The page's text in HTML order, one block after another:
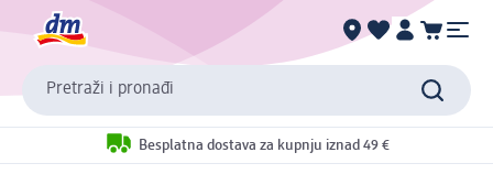
Pretraži i pronađi
Besplatna dostava za kupnju iznad 49 €